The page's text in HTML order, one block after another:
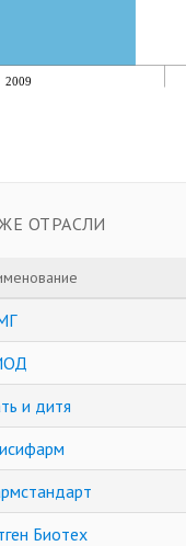
2009
ОТРАСЛИ
и дитя
Биотех